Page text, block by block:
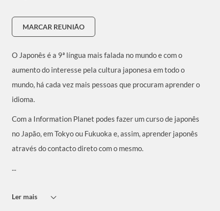
MARCAR REUNIÃO
O Japonês é a 9ª língua mais falada no mundo e com o
aumento do interesse pela cultura japonesa em todo o
mundo, há cada vez mais pessoas que procuram aprender o
idioma.
Com a Information Planet podes fazer um curso de japonês
no Japão, em Tokyo ou Fukuoka e, assim, aprender japonês
através do contacto direto com o mesmo.
...
Ler mais